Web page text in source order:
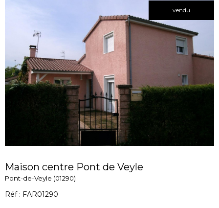
vendu
Maison centre Pont de Veyle
Pont-de-Veyle (01290)
Réf : FAR01290